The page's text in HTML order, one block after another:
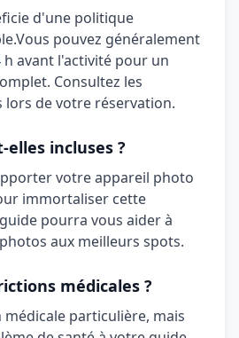
d'une politique
.Vous pouvez généralement
avant l'activité pour un
Consultez les
lors de votre réservation.
elles incluses ?
votre appareil photo
immortaliser cette
pourra vous aider à
aux meilleurs spots.
médicales ?
particulière, mais